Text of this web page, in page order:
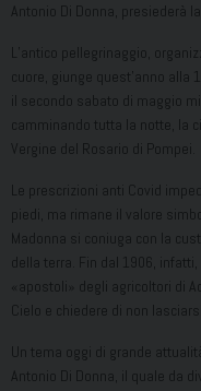
Antonio Di Donna, presiederà
L’antico pellegrinaggio,
cuore, giunge quest’anno alla
il secondo sabato di maggio
camminando tutta la notte, la
Vergine del Rosario di Pompei.
Le prescrizioni anti Covid
piedi, ma rimane il valore
Madonna si coniuga con la
della terra. Fin dal 1906,
«apostoli» degli agricoltori di
Cielo e chiedere di non
Un tema oggi di grande
Antonio Di Donna, il quale da